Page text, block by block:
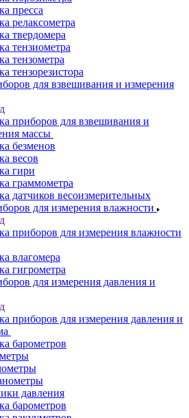
пресса
релаксометра
твердомера
тензиометра
тензометра
тензорезистора
для взвешивания и измерения
приборов для взвешивания и
массы
безменов
весов
гири
граммометра
датчиков весоизмерительных
для измерения влажности
приборов для измерения влажности
влагомера
гигрометра
для измерения давления и
приборов для измерения давления и
барометров
давления
барометров